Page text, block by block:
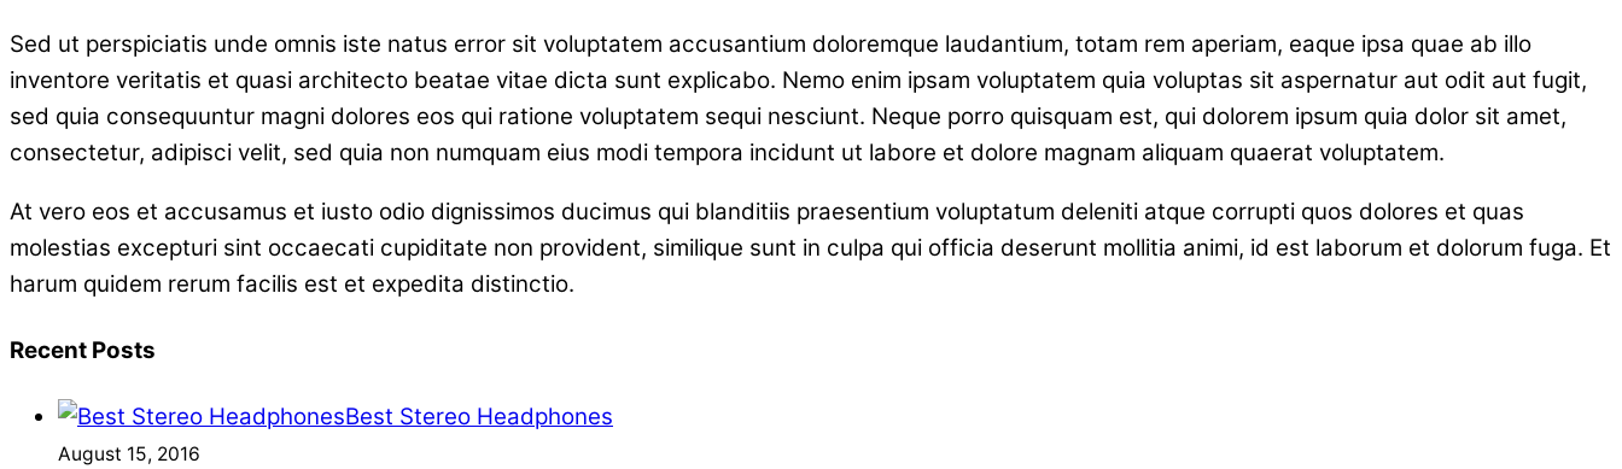
Sed ut perspiciatis unde omnis iste natus error sit voluptatem accusantium doloremque laudantium, totam rem aperiam, eaque ipsa quae ab illo
inventore veritatis et quasi architecto beatae vitae dicta sunt explicabo. Nemo enim ipsam voluptatem quia voluptas sit aspernatur aut odit aut fugit,
sed quia consequuntur magni dolores eos qui ratione voluptatem sequi nesciunt. Neque porro quisquam est, qui dolorem ipsum quia dolor sit amet,
consectetur, adipisci velit, sed quia non numquam eius modi tempora incidunt ut labore et dolore magnam aliquam quaerat voluptatem.
At vero eos et accusamus et iusto odio dignissimos ducimus qui blanditiis praesentium voluptatum deleniti atque corrupti quos dolores et quas
molestias excepturi sint occaecati cupiditate non provident, similique sunt in culpa qui officia deserunt mollitia animi, id est laborum et dolorum fuga. Et
harum quidem rerum facilis est et expedita distinctio.
Recent Posts
Best Stereo Headphones
August 15, 2016